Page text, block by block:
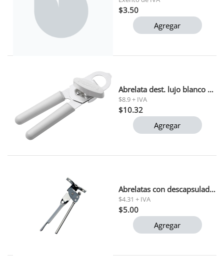
$3.50
Agregar
Abrelata dest. lujo blanco pedrini (p102)
$8.9 + IVA
$10.32
Agregar
Abrelatas con descapsulador pedrini
$4.31 + IVA
$5.00
Agregar